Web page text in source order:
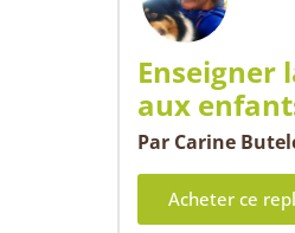
Enseigner
aux
Par Carine
Acheter ce